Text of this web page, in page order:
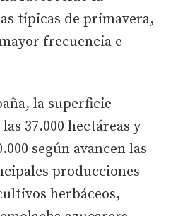
típicas de primavera,
frecuencia e
la superficie
37.000 hectáreas y
según avancen las
producciones
herbáceos,